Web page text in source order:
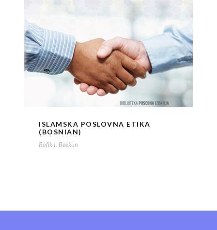
ISLAMSKA POSLOVNA ETIKA
(BOSNIAN)
Rafik I. Beekun